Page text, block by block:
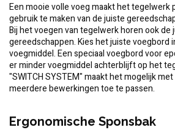
Een mooie volle voeg maakt het tegelwerk
gebruik te maken van de juiste
Bij het voegen van tegelwerk horen ook de
gereedschappen. Kies het juiste voegbord
voegmiddel. Een speciaal voegbord voor
er minder voegmiddel achterblijft op het
"SWITCH SYSTEM" maakt het mogelijk
meerdere bewerkingen toe te passen.
Ergonomische Sponsbak